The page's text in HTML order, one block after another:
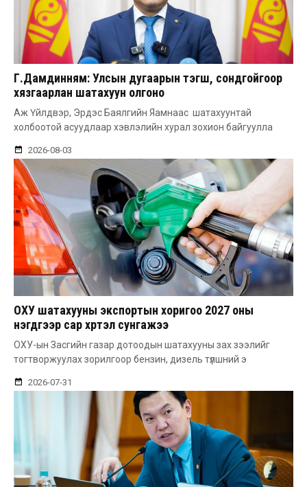
Г.Дамдинням: Улсын дугаарын тэгш, сондгойгоор
хязгаарлан шатахуун олгоно
Аж Үйлдвэр, Эрдэс Баялгийн Яамнаас шатахуунтай
холбоотой асуудлаар хэвлэлийн хурал зохион байгуулла
2026-08-03
ОХУ шатахууны экспортын хоригоо 2027 оны
нэгдүгээр сар хүртэл сунгажээ
ОХУ-ын Засгийн газар дотоодын шатахууны зах зээлийг
тогтворжуулах зорилгоор бензин, дизель түлшний э
2026-07-31